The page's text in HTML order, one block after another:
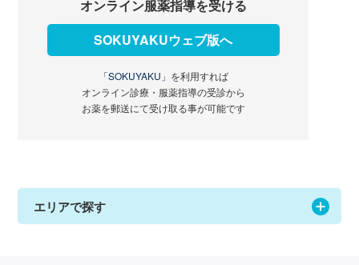
オンライン服薬指導を受ける
SOKUYAKUウェブ版へ
「SOKUYAKU」 を利用すれば
オンライン診療・服薬指導の受診から
お薬を郵送にて受け取る事が可能です
エリアで探す